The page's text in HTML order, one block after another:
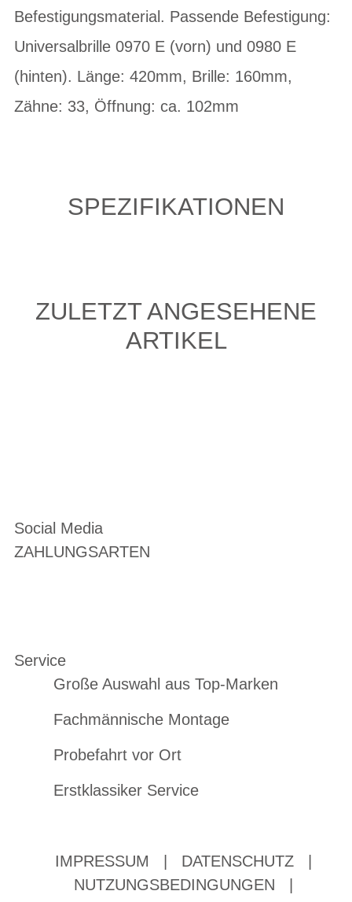
Befestigungsmaterial. Passende Befestigung:
Universalbrille 0970 E (vorn) und 0980 E
(hinten). Länge: 420mm, Brille: 160mm,
Zähne: 33, Öffnung: ca. 102mm
SPEZIFIKATIONEN
ZULETZT ANGESEHENE
ARTIKEL
Social Media
ZAHLUNGSARTEN
Service
Große Auswahl aus Top-Marken
Fachmännische Montage
Probefahrt vor Ort
Erstklassiker Service
IMPRESSUM DATENSCHUTZ
NUTZUNGSBEDINGUNGEN